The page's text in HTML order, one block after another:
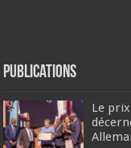
Publications
Le